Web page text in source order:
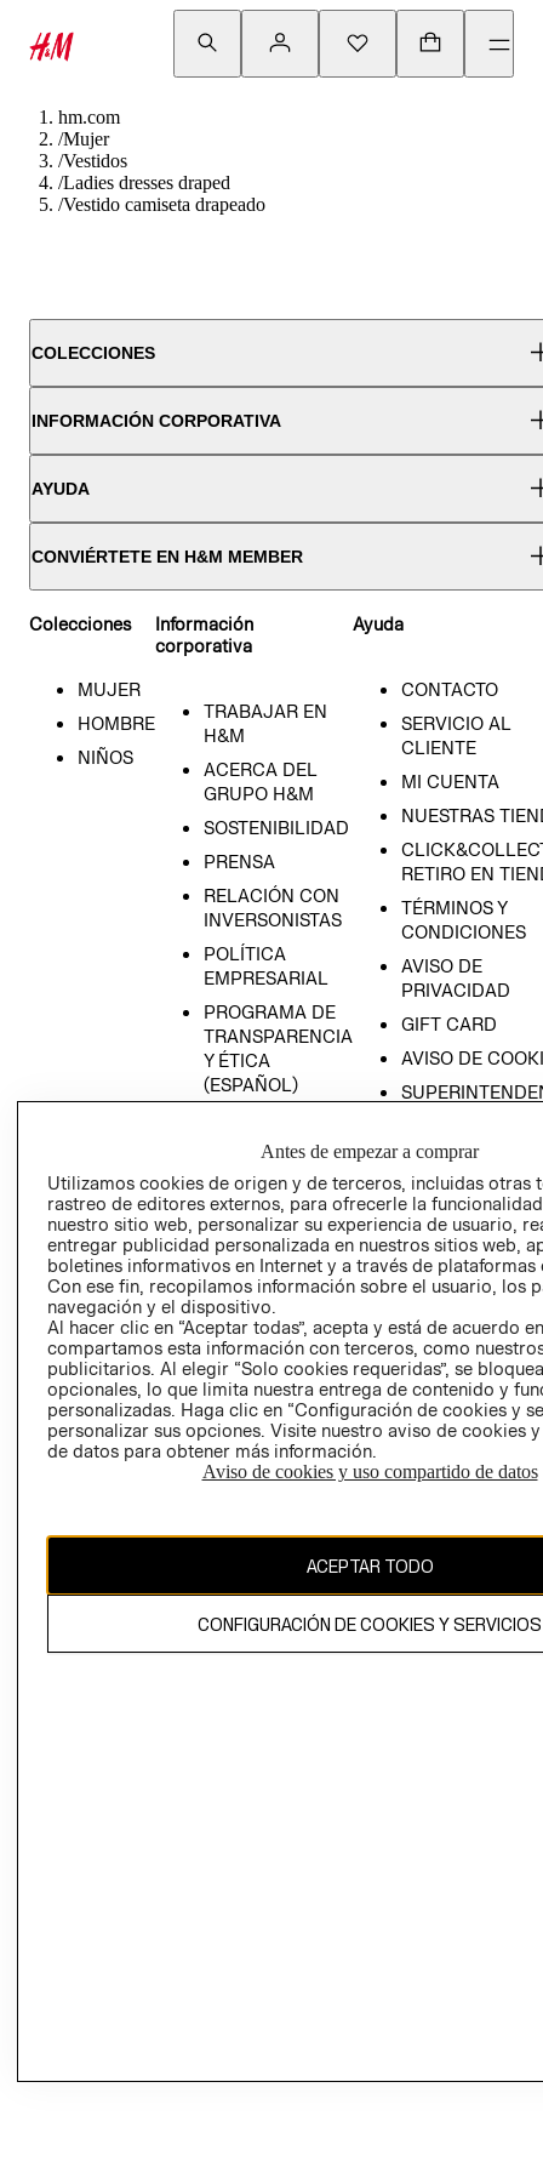
hm.com
/Mujer
/Vestidos
/Ladies dresses draped
/Vestido camiseta drapeado
COLECCIONES
INFORMACIÓN CORPORATIVA
AYUDA
CONVIÉRTETE EN H&M MEMBER
Colecciones
MUJER
HOMBRE
NIÑOS
Información
corporativa
TRABAJAR EN
H&M
ACERCA DEL
GRUPO H&M
SOSTENIBILIDAD
PRENSA
RELACIÓN CON
INVERSONISTAS
POLÍTICA
EMPRESARIAL
PROGRAMA DE
TRANSPARENCIA
Y ÉTICA
(ESPAÑOL)
TRANSPARENCIA
Ayuda
CONTACTO
SERVICIO AL
CLIENTE
MI CUENTA
NUESTRAS
RETIRO EN
TÉRMINOS Y
CONDICIONES
AVISO DE
PRIVACIDAD
GIFT CARD
AVISO DE
PETICIONES
QUEJAS Y
RECLAMOS
Colombia ($)
CAMBIAR REGIÓN
El contenido de esta página web está protegido por copyright y es
propiedad de H&M Hennes & Mauritz AB.
Antes de empezar a comprar
Utilizamos cookies de origen y de terceros, incluidas otras
rastreo de editores externos, para ofrecerle la
nuestro sitio web, personalizar su experiencia de usuario,
entregar publicidad personalizada en nuestros sitios web,
boletines informativos en Internet y a través de plataformas
Con ese fin, recopilamos información sobre el usuario, los
navegación y el dispositivo.
Al hacer clic en “Aceptar todas”, acepta y está de acuerdo
compartamos esta información con terceros, como
publicitarios. Al elegir “Solo cookies requeridas”, se
opcionales, lo que limita nuestra entrega de contenido y
personalizadas. Haga clic en “Configuración de cookies y
personalizar sus opciones. Visite nuestro aviso de cookies
de datos para obtener más información.
Aviso de cookies y uso compartido de datos
ACEPTAR TODO
CONFIGURACIÓN DE COOKIES Y SERVICIOS